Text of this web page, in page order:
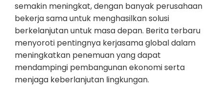
semakin meningkat, dengan banyak perusahaan
bekerja sama untuk menghasilkan solusi
berkelanjutan untuk masa depan. Berita terbaru
menyoroti pentingnya kerjasama global dalam
meningkatkan penemuan yang dapat
mendampingi pembangunan ekonomi serta
menjaga keberlanjutan lingkungan.